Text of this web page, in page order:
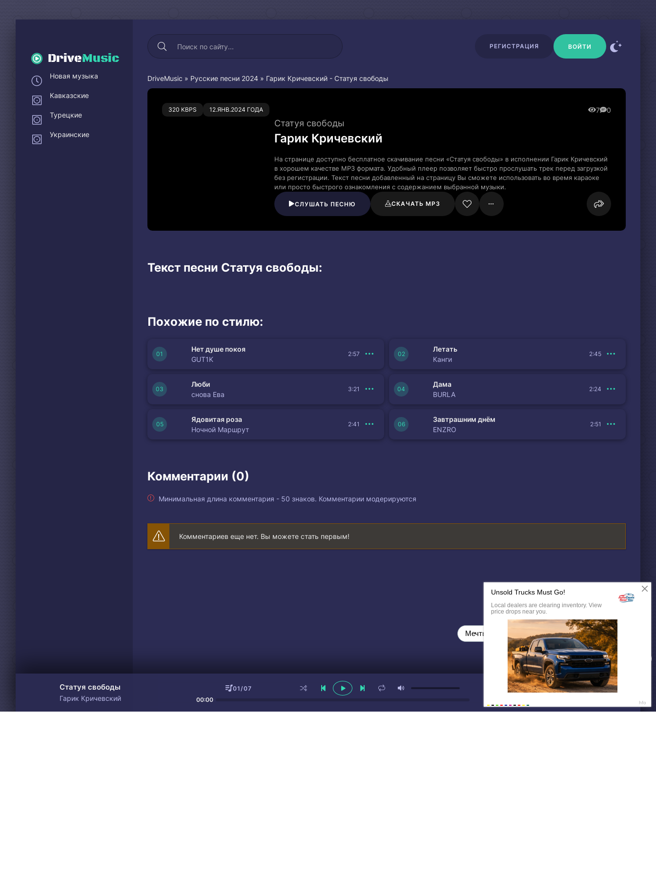
DriveMusic
РЕГИСТРАЦИЯ ВОЙТИ
DriveMusic » Русские песни 2024 » Гарик Кричевский - Статуя свободы
320 KBPS 12.ЯНВ.2024 ГОДА 7 0
0 0
Статуя свободы
Гарик Кричевский
На странице доступно бесплатное скачивание песни «Статуя свободы» в исполнении Гарик Кричевский
в хорошем качестве MP3 формата. Удобный плеер позволяет быстро прослушать трек перед загрузкой
без регистрации. Текст песни добавленный на страницу Вы сможете использовать во время караоке
или просто быстрого ознакомления с содержанием выбранной музыки.
СЛУШАТЬ ПЕСНЮ СКАЧАТЬ MP3
Текст песни Статуя свободы:
Похожие по стилю:
Нет душе покоя
GUT1K
2:57
Летать
Канги
2:45
Люби
снова Ева
3:21
Дама
BURLA
2:24
Ядовитая роза
Ночной Маршрут
2:41
Завтрашним днём
ENZRO
2:51
Комментарии (0)
Минимальная длина комментария - 50 знаков. Комментарии модерируются
Комментариев еще нет. Вы можете стать первым!
Новая музыка
Кавказские
Турецкие
Украинские
Статуя свободы
Гарик Кричевский
01/07
00:00
ДАЛЕЕ
Мечты по скидке 🎁